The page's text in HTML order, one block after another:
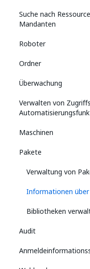
Suche nach
Mandanten
Roboter
Ordner
Überwachung
Verwalten von
Maschinen
Pakete
Verwaltung von
Informationen
Bibliotheken
Audit